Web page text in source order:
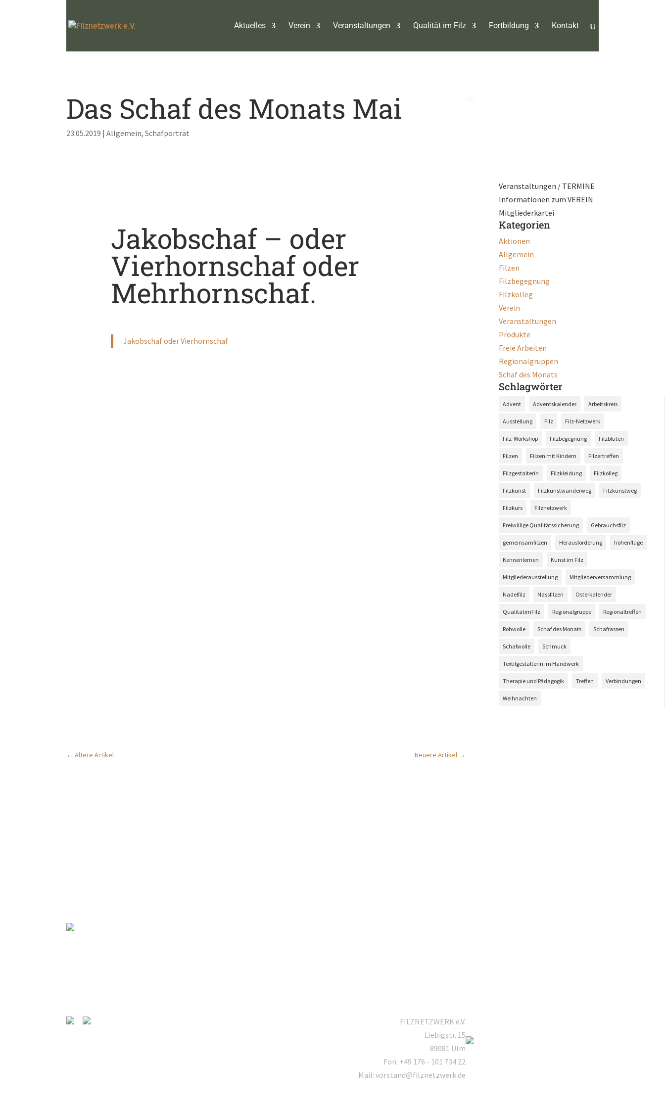
Aktuelles Verein Veranstaltungen Qualität im Filz Fortbildung Kontakt
Das Schaf des Monats Mai
23.05.2019 |Allgemein,Schafporträt
Jakobschaf – oder
Vierhornschaf oder
Mehrhornschaf.
Jakobschaf oder Vierhornschaf
Veranstaltungen / TERMINE
Informationen zum VEREIN
Mitgliederkartei
Kategorien
Aktionen
Allgemein
Filzen
Filzbegegnung
Filzkolleg
Verein
Veranstaltungen
Produkte
Freie Arbeiten
Regionalgruppen
Schaf des Monats
Schlagwörter
Advent Adventskalender Arbeitskreis
Ausstellung Filz Filz-Netzwerk
Filz-Workshop Filzbegegnung Filzblüten
Filzen Filzen mit Kindern Filzertreffen
Filzgestalterin Filzkleidung Filzkolleg
Filzkunst Filzkunstwanderweg Filzkunstweg
Filzkurs Filznetzwerk
Freiwillige Qualitätssicherung Gebrauchsfilz
gemeinsamfilzen Herausforderung höhenflüge
Kennenlernen Kunst im Filz
Mitgliederausstellung Mitgliederversammlung
Nadelfilz Nassfilzen Osterkalender
QualitätimFilz Regionalgruppe Regionaltreffen
Rohwolle Schaf des Monats Schafrassen
Schafwolle Schmuck
Textilgestalterin im Handwerk
Therapie und Pädagogik Treffen Verbindungen
Weihnachten
←Ältere Artikel Neuere Artikel→
FILZNETZWERK e.V.
Liebigstr. 15
89081 Ulm
Fon: +49 176 - 101 734 22
Mail: vorstand@filznetzwerk.de